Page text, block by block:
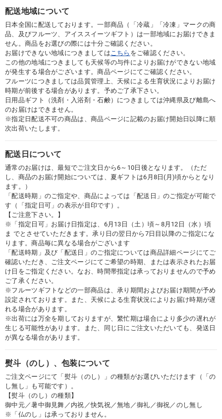
配送地域について
日本全国に配送しております。一部商品（「冷蔵」「冷凍」マークの商
品、及びフルーツ、アイススイーツギフト）は一部地域にお届けできま
せん。商品をお選びの際には十分ご確認ください。
お届けできない地域につきましては こちら をご確認ください。
この他の地域につきましても天候等の与件によりお届けができない地域
が発生する場合がございます。商品ページにてご確認ください。
フルーツにつきましては品質管理上、天候による生育状況によりお届け
時期が前後する場合があります。予めご了承下さい。
日用品ギフト（洗剤・入浴剤・石鹸）につきましては沖縄県及び離島へ
のお届けはできません。
※指定日配送不可の商品は、商品ページに記載のお届け開始日以降に順
次出荷いたします。
配送日について
通常のお届けは、最短でご注文日から6～10日後となります。（ただ
し、商品のお届け開始については、夏ギフトは6月8日(月)頃からとなり
ます。）
「配送時期」のご指定や、商品によっては「配送日」のご指定が可能で
す（「指定日可」の表示が目印です）。
【ご注意下さい。】
※「指定日可」お届け日指定は、6月13日（土）頃～8月12日（水）頃
ま でとさせていただきます。承り日の翌日から7日目以降のご指定にな
ります。商品毎に異なる場合がございます
「配送時期」及び「配送日」のご指定については商品詳細ページにてご
確認いただき、ご注文ページにてご希望の時期、または表示されたお届
け日をご指定ください。なお、時間帯指定は承っておりませんので予め
ご了承ください。
※フルーツギフトなどの一部商品は、承り期間およびお届け期間が予め
設定されております。また、天候による生育状況によりお届け時期が遅
れる場合があります。
※出荷には万全を期しておりますが、繁忙期は場合により多少の遅れが
生じる可能性があります。また、同じ日にご注文いただいても、発送日
が異なる場合があります。
熨斗（のし）、包装について
ご注文ページにて「熨斗（のし）」の種類がお選びいただけます（「の
し無し」も可能です）。
【熨斗（のし）の種類】
御中元／暑中御見舞／内祝／快気祝／無地／御礼／御祝／のし無し
※「仏のし」は承っておりません。